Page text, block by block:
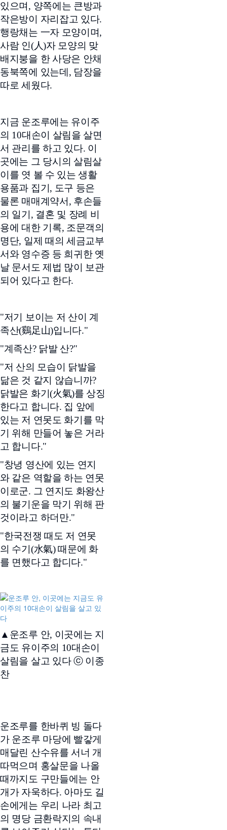
있으며, 양쪽에는 큰방과
작은방이 자리잡고 있다.
행랑채는 一자 모양이며,
사람 인(人)자 모양의 맞
배지붕을 한 사당은 안채
동북쪽에 있는데, 담장을
따로 세웠다.
지금 운조루에는 유이주
의 10대손이 살림을 살면
서 관리를 하고 있다. 이
곳에는 그 당시의 살림살
이를 엿 볼 수 있는 생활
용품과 집기, 도구 등은
물론 매매계약서, 후손들
의 일기, 결혼 및 장례 비
용에 대한 기록, 조문객의
명단, 일제 때의 세금교부
서와 영수증 등 희귀한 옛
날 문서도 제법 많이 보관
되어 있다고 한다.
"저기 보이는 저 산이 계
족산(鷄足山)입니다."
"계족산? 닭발 산?"
"저 산의 모습이 닭발을
닮은 것 같지 않습니까?
닭발은 화기(火氣)를 상징
한다고 합니다. 집 앞에
있는 저 연못도 화기를 막
기 위해 만들어 놓은 거라
고 합니다."
"창녕 영산에 있는 연지
와 같은 역할을 하는 연못
이로군. 그 연지도 화왕산
의 불기운을 막기 위해 판
것이라고 하더만."
"한국전쟁 때도 저 연못
의 수기(水氣) 때문에 화
를 면했다고 합디다."
▲운조루 안, 이곳에는 지
금도 유이주의 10대손이
살림을 살고 있다 ⓒ 이종
찬
운조루를 한바퀴 빙 돌다
가 운조루 마당에 빨갛게
매달린 산수유를 서너 개
따먹으며 홍살문을 나올
때까지도 구만들에는 안
개가 자욱하다. 아마도 길
손에게는 우리 나라 최고
의 명당 금환락지의 속내